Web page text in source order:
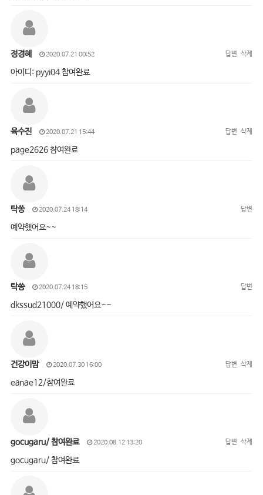
정경혜 2020.07.21 00:52 답변 삭제
아이디: pyyi04 참여완료
육수진 2020.07.21 15:44 답변 삭제
page2626 참여완료
탁쏭 2020.07.24 18:14 답변
예약했어요~~
탁쏭 2020.07.24 18:15 답변
dkssud21000/ 예약했어요~~
건강이맘 2020.07.30 16:00 답변 삭제
eanae12/참여완료
gocugaru/ 참여완료 2020.08.12 13:20 답변 삭제
gocugaru/ 참여완료